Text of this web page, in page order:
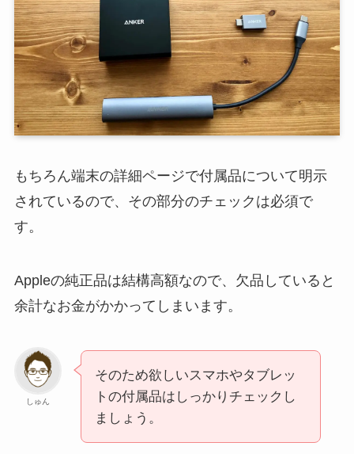
もちろん端末の詳細ページで付属品について明示
されているので、その部分のチェックは必須で
す。
Appleの純正品は結構高額なので、欠品していると
余計なお金がかかってしまいます。
しゅん
そのため欲しいスマホやタブレッ
トの付属品はしっかりチェックし
ましょう。